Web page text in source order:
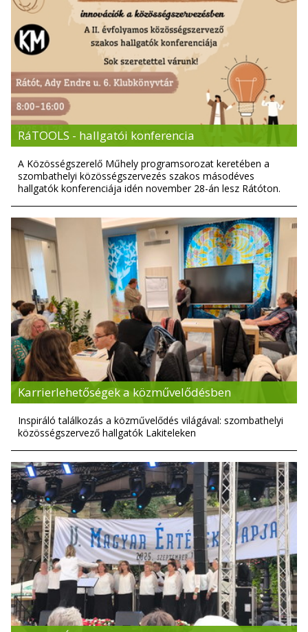
RáTOOLS - hallgatói konferencia
A Közösségszerelő Műhely programsorozat keretében a
szombathelyi közösségszervezés szakos másodéves
hallgatók konferenciája idén november 28-án lesz Rátóton.
Karrierlehetőségek a közművelődésben
Inspiráló találkozás a közművelődés világával: szombathelyi
közösségszervező hallgatók Lakiteleken